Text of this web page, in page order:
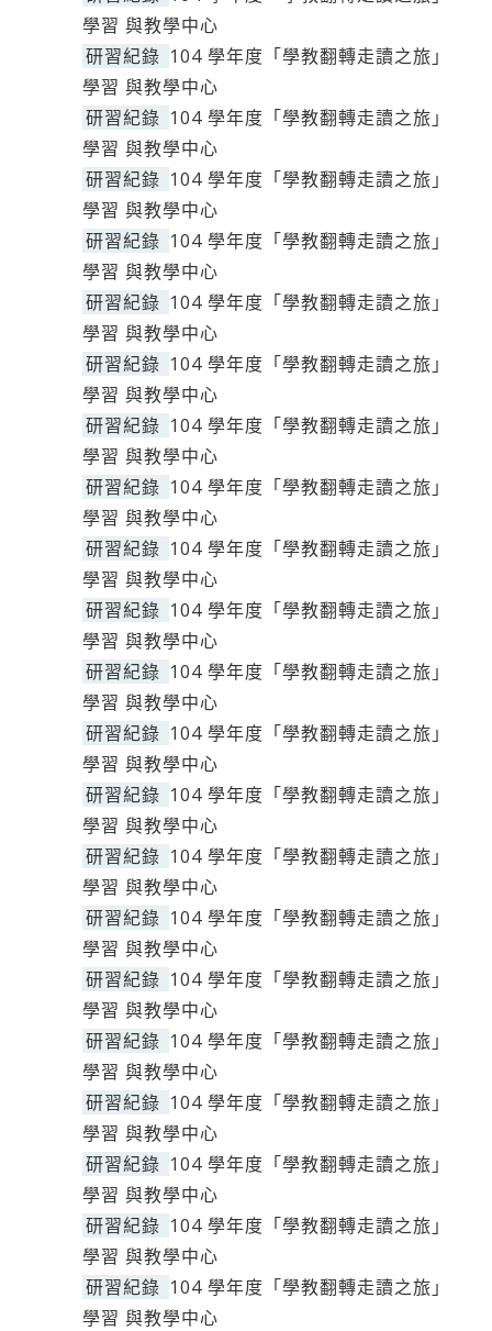
學習 與教學中心
研習紀錄 104 學年度「學教翻轉走讀之旅」
學習 與教學中心
研習紀錄 104 學年度「學教翻轉走讀之旅」
學習 與教學中心
研習紀錄 104 學年度「學教翻轉走讀之旅」
學習 與教學中心
研習紀錄 104 學年度「學教翻轉走讀之旅」
學習 與教學中心
研習紀錄 104 學年度「學教翻轉走讀之旅」
學習 與教學中心
研習紀錄 104 學年度「學教翻轉走讀之旅」
學習 與教學中心
研習紀錄 104 學年度「學教翻轉走讀之旅」
學習 與教學中心
研習紀錄 104 學年度「學教翻轉走讀之旅」
學習 與教學中心
研習紀錄 104 學年度「學教翻轉走讀之旅」
學習 與教學中心
研習紀錄 104 學年度「學教翻轉走讀之旅」
學習 與教學中心
研習紀錄 104 學年度「學教翻轉走讀之旅」
學習 與教學中心
研習紀錄 104 學年度「學教翻轉走讀之旅」
學習 與教學中心
研習紀錄 104 學年度「學教翻轉走讀之旅」
學習 與教學中心
研習紀錄 104 學年度「學教翻轉走讀之旅」
學習 與教學中心
研習紀錄 104 學年度「學教翻轉走讀之旅」
學習 與教學中心
研習紀錄 104 學年度「學教翻轉走讀之旅」
學習 與教學中心
研習紀錄 104 學年度「學教翻轉走讀之旅」
學習 與教學中心
研習紀錄 104 學年度「學教翻轉走讀之旅」
學習 與教學中心
研習紀錄 104 學年度「學教翻轉走讀之旅」
學習 與教學中心
研習紀錄 104 學年度「學教翻轉走讀之旅」
學習 與教學中心
研習紀錄 104 學年度「學教翻轉走讀之旅」
學習 與教學中心